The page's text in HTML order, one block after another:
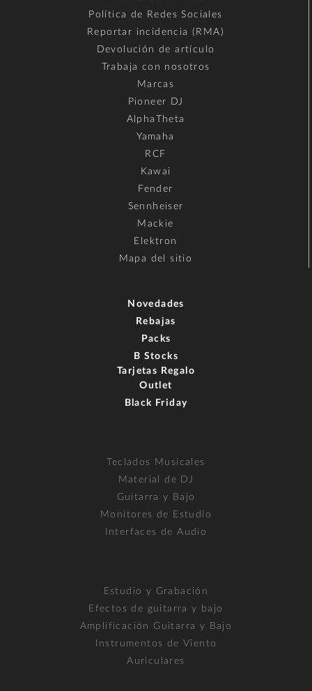
Política de Redes Sociales
Reportar incidencia (RMA)
Devolución de artículo
Trabaja con nosotros
Marcas
Pioneer DJ
AlphaTheta
Yamaha
RCF
Kawai
Fender
Sennheiser
Mackie
Elektron
Mapa del sitio
Novedades
Rebajas
Packs
B Stocks
Tarjetas Regalo
Outlet
Black Friday
Teclados Musicales
Material de DJ
Guitarra y Bajo
Monitores de Estudio
Interfaces de Audio
Estudio y Grabación
Efectos de guitarra y bajo
Amplificación Guitarra y Bajo
Instrumentos de Viento
Auriculares